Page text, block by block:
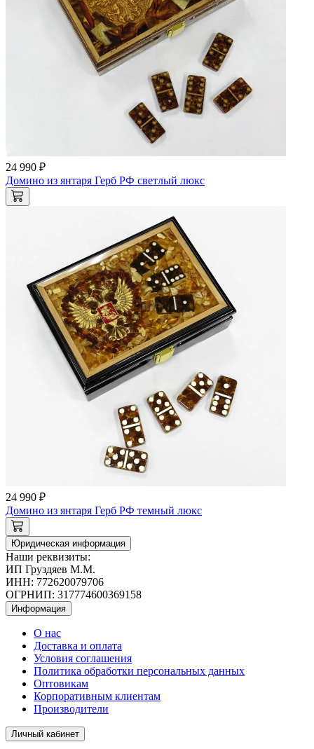
24 990 ₽
Домино из янтаря Герб РФ светлый люкс
24 990 ₽
Домино из янтаря Герб РФ темный люкс
Юридическая информация
Наши реквизиты:
ИП Груздяев М.М.
ИНН: 772620079706
ОГРНИП: 317774600369158
Информация
О нас
Доставка и оплата
Условия соглашения
Политика обработки персональных данных
Оптовикам
Корпоративным клиентам
Производители
Личный кабинет